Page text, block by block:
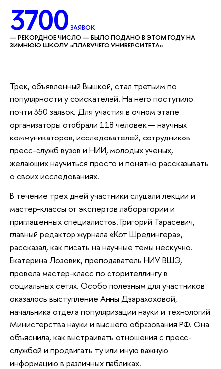
3700 ЗАЯВОК
— РЕКОРДНОЕ ЧИСЛО — БЫЛО ПОДАНО В ЭТОМ ГОДУ НА
ЗИМНЮЮ ШКОЛУ «ПЛАВУЧЕГО УНИВЕРСИТЕТА»
Трек, объявленный Вышкой, стал третьим по
популярности у соискателей. На него поступило
почти 350 заявок. Для участия в очном этапе
организаторы отобрали 118 человек — научных
коммуникаторов, исследователей, сотрудников
пресс-служб вузов и НИИ, молодых ученых,
желающих научиться просто и понятно рассказывать
о своих исследованиях.
В течение трех дней участники слушали лекции и
мастер-классы от экспертов лаборатории и
приглашенных специалистов. Григорий Тарасевич,
главный редактор журнала «Кот Шредингера»,
рассказал, как писать на научные темы нескучно.
Екатерина Лозовик, преподаватель НИУ ВШЭ,
провела мастер-класс по сторителлингу в
социальных сетях. Особо полезным для участников
оказалось выступление Анны Дзарахоховой,
начальника отдела популяризации науки и технологий
Министерства науки и высшего образования РФ. Она
объяснила, как выстраивать отношения с пресс-
службой и продвигать ту или иную важную
информацию в различных пабликах.